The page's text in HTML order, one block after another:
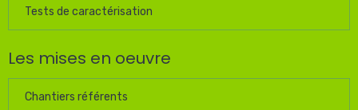
Tests de caractérisation
Les mises en oeuvre
Chantiers référents